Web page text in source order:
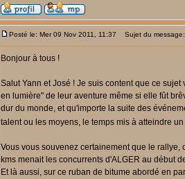
Posté le: Mer 09 Nov 2011, 11:37 Sujet du
Bonjour à tous !
Salut Yann et José ! Je suis content que ce
en lumière" de leur aventure même si elle fût
dur du monde, et qu'importe la suite des
talent ou les moyens, le temps mis à atteindre
Vous vous souvenez certainement que le
kms menait les concurrents d'ALGER au début
Et là aussi, sur ce ruban de bitume abordé en